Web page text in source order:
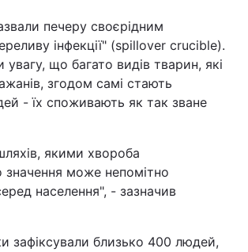
печеру своєрідним
інфекції" (spillover crucible).
увагу, що багато видів тварин, які
згодом самі стають
- їх споживають як так зване
якими хвороба
значення може непомітно
населення", - зазначив
зафіксували близько 400 людей,